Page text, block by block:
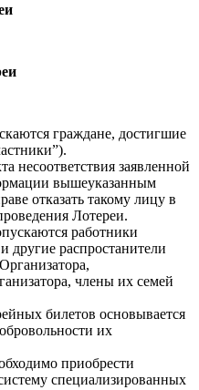
граждане, достигшие
несоответствия заявленной
вышеуказанным
отказать такому лицу в
Лотереи.
работники
другие распростанители
члены их семей
билетов основывается
их
приобрести
специализированных